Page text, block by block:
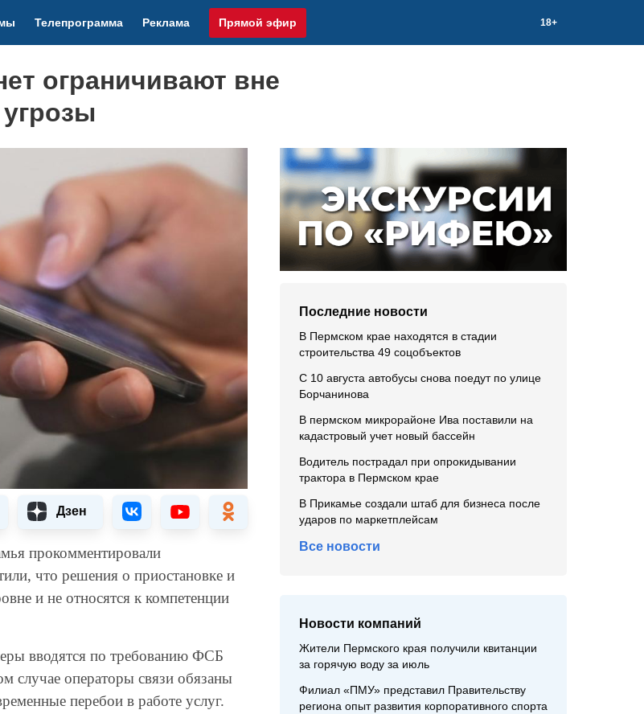
Телепрограмма Реклама Прямой эфир 18+
ограничивают вне
Дзен
прокомментировали
что решения о приостановке и
и не относятся к компетенции
вводятся по требованию ФСБ
случае операторы связи обязаны
перебои в работе услуг.
Последние новости
В Пермском крае находятся в стадии
строительства 49 соцобъектов
С 10 августа автобусы снова поедут по улице
Борчанинова
В пермском микрорайоне Ива поставили на
кадастровый учет новый бассейн
Водитель пострадал при опрокидывании
трактора в Пермском крае
В Прикамье создали штаб для бизнеса после
ударов по маркетплейсам
Все новости
Новости компаний
Жители Пермского края получили квитанции
за горячую воду за июль
Филиал «ПМУ» представил Правительству
региона опыт развития корпоративного спорта